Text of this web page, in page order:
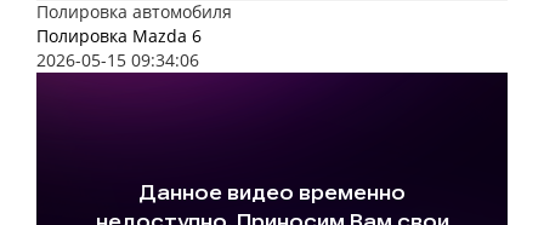
Полировка автомобиля
Полировка Mazda 6
2026-05-15 09:34:06